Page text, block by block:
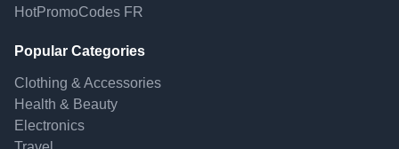
HotPromoCodes FR
Popular Categories
Clothing & Accessories
Health & Beauty
Electronics